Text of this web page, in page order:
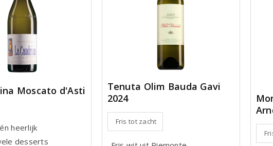
Moscato d'Asti
heerlijk
desserts
Tenuta Olim Bauda Gavi
2024
Fris tot zacht